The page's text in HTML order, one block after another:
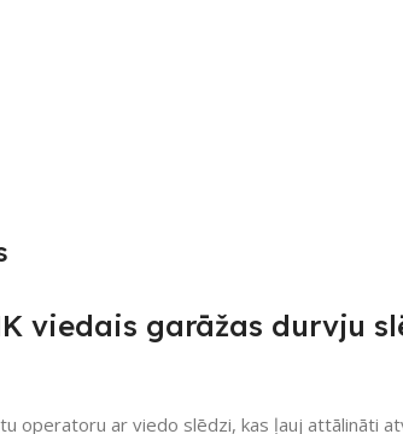
viedais garāžas durvju
operatoru ar viedo slēdzi, kas ļauj attālināti